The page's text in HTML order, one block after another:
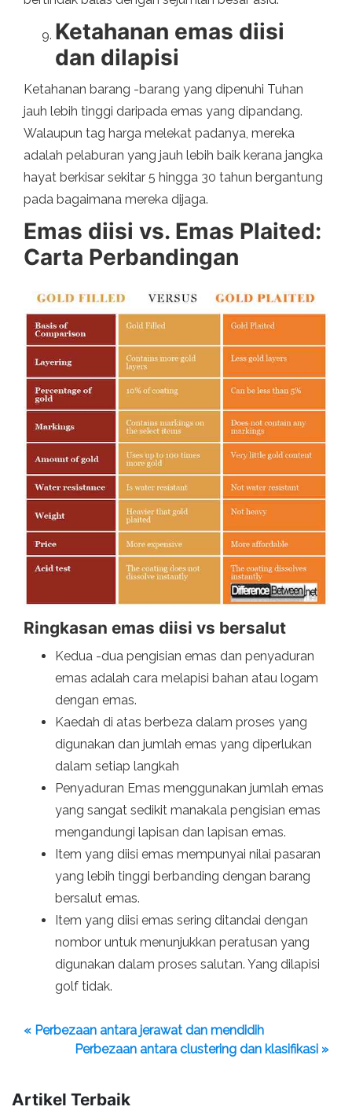
Ketahanan emas diisi
dan dilapisi
Ketahanan barang -barang yang dipenuhi Tuhan
jauh lebih tinggi daripada emas yang dipandang.
Walaupun tag harga melekat padanya, mereka
adalah pelaburan yang jauh lebih baik kerana jangka
hayat berkisar sekitar 5 hingga 30 tahun bergantung
pada bagaimana mereka dijaga.
Emas diisi vs. Emas Plaited:
Carta Perbandingan
Ringkasan emas diisi vs bersalut
Kedua -dua pengisian emas dan penyaduran
emas adalah cara melapisi bahan atau logam
dengan emas.
Kaedah di atas berbeza dalam proses yang
digunakan dan jumlah emas yang diperlukan
dalam setiap langkah
Penyaduran Emas menggunakan jumlah emas
yang sangat sedikit manakala pengisian emas
mengandungi lapisan dan lapisan emas.
Item yang diisi emas mempunyai nilai pasaran
yang lebih tinggi berbanding dengan barang
bersalut emas.
Item yang diisi emas sering ditandai dengan
nombor untuk menunjukkan peratusan yang
digunakan dalam proses salutan. Yang dilapisi
golf tidak.
« Perbezaan antara jerawat dan mendidih
Perbezaan antara clustering dan klasifikasi »
Artikel Terbaik